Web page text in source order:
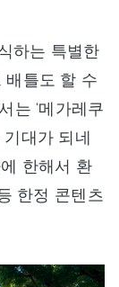
하는 특별한
배틀도 할 수
는 ‘메가레쿠
대가 되네
한해서 환
한정 콘텐츠